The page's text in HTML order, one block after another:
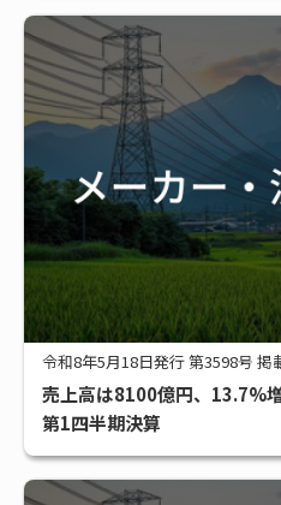
令和8年5月18日発行 第3598号 掲
売上高は8100億円、13.7%
第1四半期決算